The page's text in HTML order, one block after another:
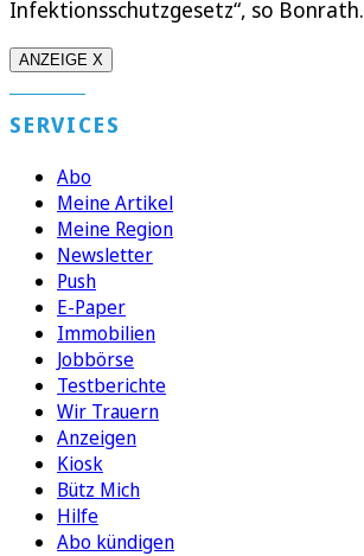
Infektionsschutzgesetz“, so Bonrath.
ANZEIGE X
SERVICES
Abo
Meine Artikel
Meine Region
Newsletter
Push
E-Paper
Immobilien
Jobbörse
Testberichte
Wir Trauern
Anzeigen
Kiosk
Bütz Mich
Hilfe
Abo kündigen